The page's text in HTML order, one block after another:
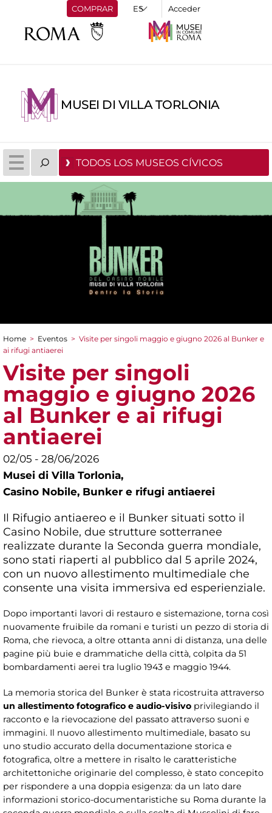
COMPRAR Acceder
MUSEI DI VILLA TORLONIA
TODOS LOS MUSEOS CÍVICOS
You are here
Home > Eventos > Visite per singoli maggio e giugno 2026 al Bunker e
ai rifugi antiaerei
Visite per singoli
maggio e giugno 2026
al Bunker e ai rifugi
antiaerei
02/05 - 28/06/2026
Musei di Villa Torlonia,
Casino Nobile, Bunker e rifugi antiaerei
Il Rifugio antiaereo e il Bunker situati sotto il
Casino Nobile, due strutture sotterranee
realizzate durante la Seconda guerra mondiale,
sono stati riaperti al pubblico dal 5 aprile 2024,
con un nuovo allestimento multimediale che
consente una visita immersiva ed esperienziale.
Dopo importanti lavori di restauro e sistemazione, torna così
nuovamente fruibile da romani e turisti un pezzo di storia di
Roma, che rievoca, a oltre ottanta anni di distanza, una delle
pagine più buie e drammatiche della città, colpita da 51
bombardamenti aerei tra luglio 1943 e maggio 1944.
La memoria storica del Bunker è stata ricostruita attraverso
un allestimento fotografico e audio-visivo privilegiando il
racconto e la rievocazione del passato attraverso suoni e
immagini. Il nuovo allestimento multimediale, basato su
uno studio accurato della documentazione storica e
fotografica, oltre a mettere in risalto le caratteristiche
architettoniche originarie del complesso, è stato concepito
per rispondere a una doppia esigenza: da un lato dare
informazioni storico-documentaristiche su Roma durante la